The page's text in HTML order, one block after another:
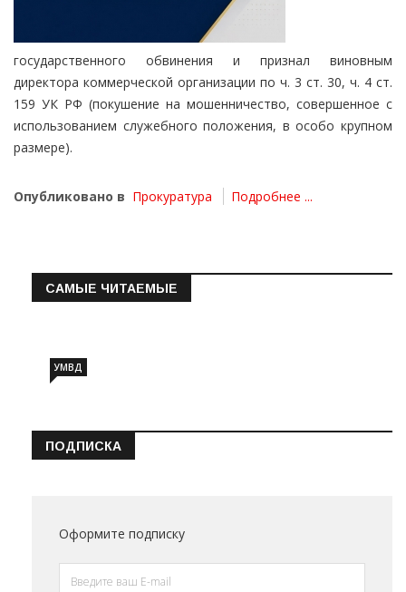
государственного обвинения и признал виновным
директора коммерческой организации по ч. 3 ст. 30, ч. 4 ст.
159 УК РФ (покушение на мошенничество, совершенное с
использованием служебного положения, в особо крупном
размере).
Опубликовано в Прокуратура Подробнее ...
САМЫЕ ЧИТАЕМЫЕ
УМВД
ПОДПИСКА
Оформите подписку